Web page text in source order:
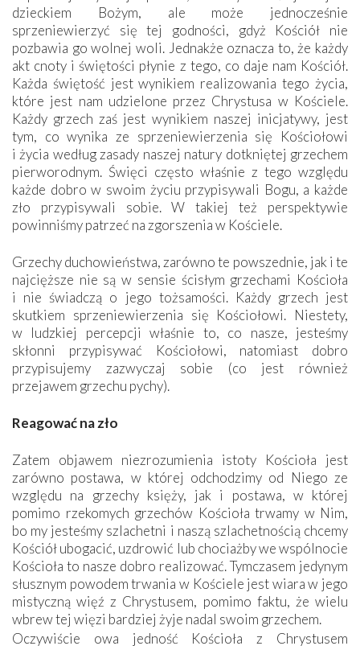
dzieckiem Bożym, ale może jednocześnie
sprzeniewierzyć się tej godności, gdyż Kościół nie
pozbawia go wolnej woli. Jednakże oznacza to, że każdy
akt cnoty i świętości płynie z tego, co daje nam Kościół.
Każda świętość jest wynikiem realizowania tego życia,
które jest nam udzielone przez Chrystusa w Kościele.
Każdy grzech zaś jest wynikiem naszej inicjatywy, jest
tym, co wynika ze sprzeniewierzenia się Kościołowi
i życia według zasady naszej natury dotkniętej grzechem
pierworodnym. Święci często właśnie z tego względu
każde dobro w swoim życiu przypisywali Bogu, a każde
zło przypisywali sobie. W takiej też perspektywie
powinniśmy patrzeć na zgorszenia w Kościele.
Grzechy duchowieństwa, zarówno te powszednie, jak i te
najcięższe nie są w sensie ścisłym grzechami Kościoła
i nie świadczą o jego tożsamości. Każdy grzech jest
skutkiem sprzeniewierzenia się Kościołowi. Niestety,
w ludzkiej percepcji właśnie to, co nasze, jesteśmy
skłonni przypisywać Kościołowi, natomiast dobro
przypisujemy zazwyczaj sobie (co jest również
przejawem grzechu pychy).
Reagować na zło
Zatem objawem niezrozumienia istoty Kościoła jest
zarówno postawa, w której odchodzimy od Niego ze
względu na grzechy księży, jak i postawa, w której
pomimo rzekomych grzechów Kościoła trwamy w Nim,
bo my jesteśmy szlachetni i naszą szlachetnością chcemy
Kościół ubogacić, uzdrowić lub chociażby we wspólnocie
Kościoła to nasze dobro realizować. Tymczasem jedynym
słusznym powodem trwania w Kościele jest wiara w jego
mistyczną więź z Chrystusem, pomimo faktu, że wielu
wbrew tej więzi bardziej żyje nadal swoim grzechem.
Oczywiście owa jedność Kościoła z Chrystusem